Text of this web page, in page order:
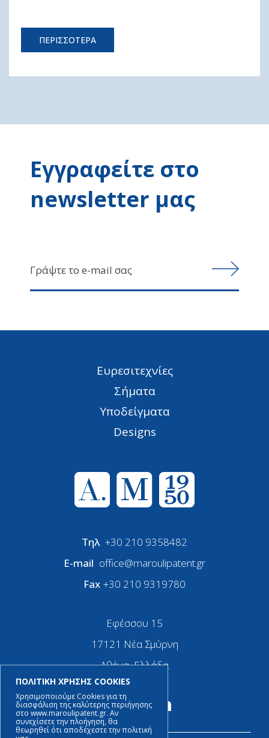
ΠΟΛΙΤΙΚΗ ΧΡΗΣΗΣ COOKIES
Χρησιμοποιούμε Cookies για τη
διασφάλιση της καλύτερης περιήγησης
στο www.maroulipatent.gr. Αν
συνεχίσετε την πλοήγηση, θα
θεωρηθεί ότι αποδέχεστε την πολιτική
ΠΕΡΙΣΣΟΤΕΡΑ
Εγγραφείτε στο
newsletter μας
Ευρεσιτεχνίες
Σήματα
Υποδείγματα
Designs
Τηλ +30 210 9358482
E-mail office@maroulipatent.gr
Fax +30 210 9319780
Εφέσσου 15
17121 Νέα Σμύρνη
Αθήνα, Ελλάδα